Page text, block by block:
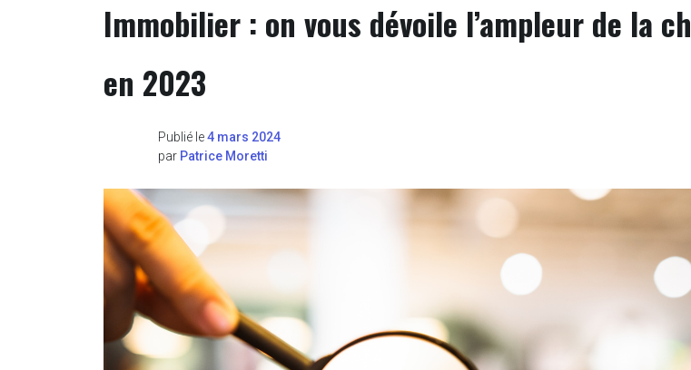
Immobilier : on vous dévoile l’ampleur de la
en 2023
Publié le4 mars 2024
par Patrice Moretti